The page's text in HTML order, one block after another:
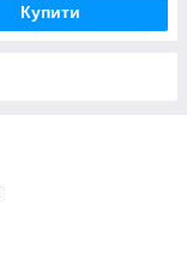
Купити